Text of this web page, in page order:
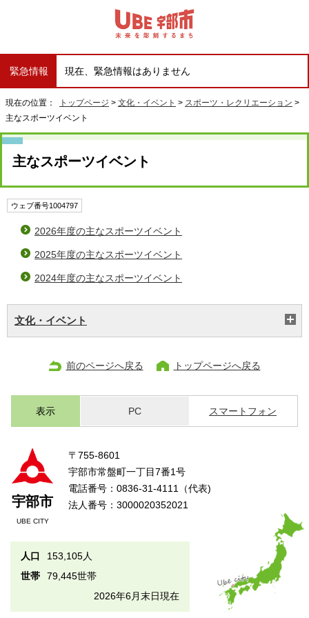
緊急情報 現在、緊急情報はありません
現在の位置： トップページ > 文化・イベント > スポーツ・レクリエーション >
主なスポーツイベント
主なスポーツイベント
ウェブ番号1004797
2026年度の主なスポーツイベント
2025年度の主なスポーツイベント
2024年度の主なスポーツイベント
文化・イベント
前のページへ戻る トップページへ戻る
表示 PC スマートフォン
宇部市
UBE CITY
〒755-8601
宇部市常盤町一丁目7番1号
電話番号：0836-31-4111（代表)
法人番号：3000020352021
人口
153,105人
世帯
79,445世帯
2026年6月末日現在